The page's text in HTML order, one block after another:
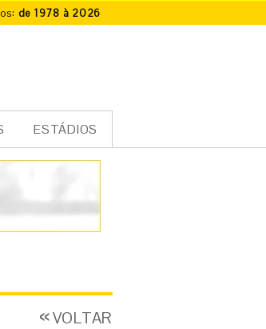
de 1978 à 2026
ESTÁDIOS
VOLTAR